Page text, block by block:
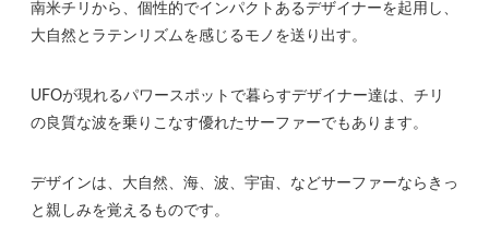
南米チリから、個性的でインパクトあるデザイナーを起用し、
大自然とラテンリズムを感じるモノを送り出す。
UFOが現れるパワースポットで暮らすデザイナー達は、チリ
の良質な波を乗りこなす優れたサーファーでもあります。
デザインは、大自然、海、波、宇宙、などサーファーならきっ
と親しみを覚えるものです。